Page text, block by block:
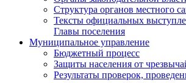
Структура органов местного
Тексты официальных
Главы поселения
Муниципальное управление
Бюджетный процесс
Защиты населения от
Результаты проверок,